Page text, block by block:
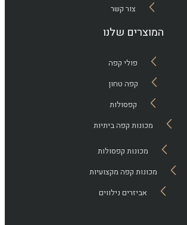
צור קשר
המוצרים שלנו
פולי קפה
קפה טחון
קפסולות
מכונות קפה ביתיות
מכונות קפסולות
מכונות קפה מקצועיות
אביזרים נילווים